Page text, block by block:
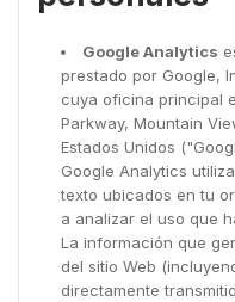
Google Analytics
prestado por Google,
cuya oficina principal
Parkway, Mountain
Estados Unidos
Google Analytics
texto ubicados en tu
a analizar el uso que
La información que
del sitio Web
directamente